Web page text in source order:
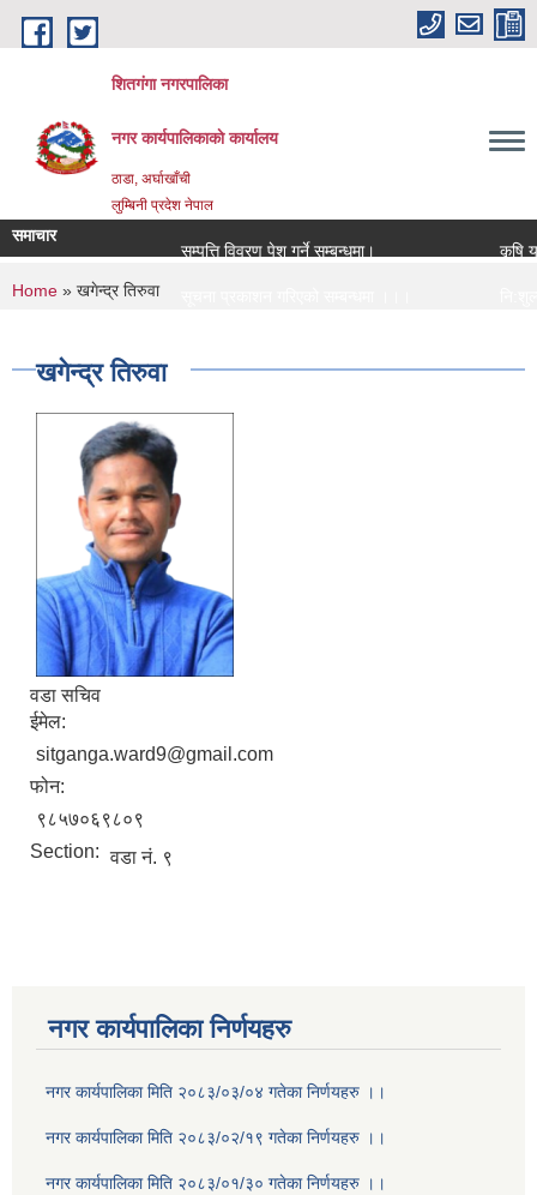
Skip to main content
शितगंगा नगरपालिका
नगर कार्यपालिकाकाे कार्यालय
ठाडा, अर्घाखाँची
लुम्बिनी प्रदेश नेपाल
समाचार
सम्पत्ति विवरण पेश गर्ने सम्बन्धमा।
कृषि
You are here
Home » खगेन्द्र तिरुवा
खगेन्द्र तिरुवा
वडा सचिव
ईमेल:
sitganga.ward9@gmail.com
फोन:
९८५७०६९८०९
Section: वडा न‌ं. ९
नगर कार्यपालिका निर्णयहरु
नगर कार्यपालिका मिति २०८३/०३/०४ गतेका निर्णयहरु ।।
नगर कार्यपालिका मिति २०८३/०२/१९ गतेका निर्णयहरु ।।
नगर कार्यपालिका मिति २०८३/०१/३० गतेका निर्णयहरु ।।